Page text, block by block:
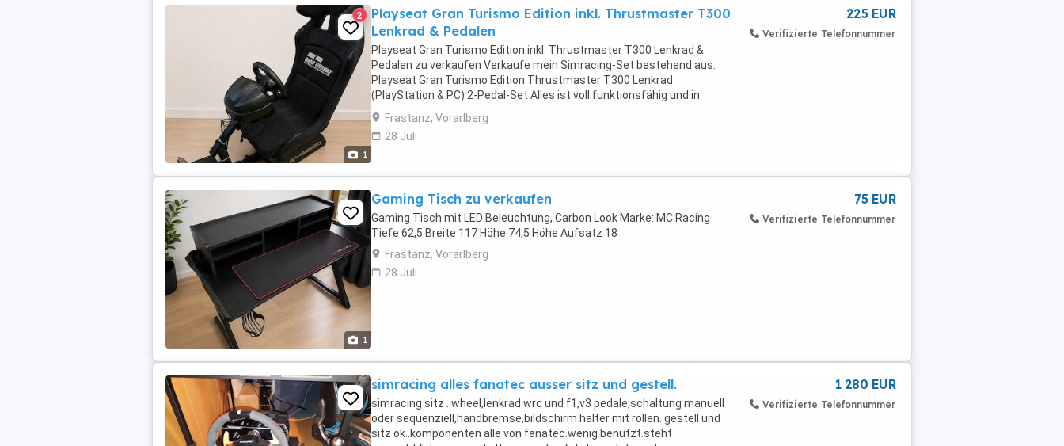
1
2
Playseat Gran Turismo Edition inkl. Thrustmaster T300
Lenkrad & Pedalen
Playseat Gran Turismo Edition inkl. Thrustmaster T300 Lenkrad &
Pedalen zu verkaufen Verkaufe mein Simracing-Set bestehend aus:
Playseat Gran Turismo Edition Thrustmaster T300 Lenkrad
(PlayStation & PC) 2-Pedal-Set Alles ist voll funktionsfähig und in
gutem gebrauchten Zustand. Ideal für Rennspiele ...
Frastanz, Vorarlberg
28 Juli
225 EUR
Verifizierte Telefonnummer
1
Gaming Tisch zu verkaufen
Gaming Tisch mit LED Beleuchtung, Carbon Look Marke: MC Racing
Tiefe 62,5 Breite 117 Höhe 74,5 Höhe Aufsatz 18
Frastanz, Vorarlberg
28 Juli
75 EUR
Verifizierte Telefonnummer
simracing alles fanatec ausser sitz und gestell.
simracing sitz . wheel,lenkrad wrc und f1,v3 pedale,schaltung manuell
oder sequenziell,handbremse,bildschirm halter mit rollen. gestell und
sitz ok..komponenten alle von fanatec.wenig benutzt.steht
1 280 EUR
Verifizierte Telefonnummer